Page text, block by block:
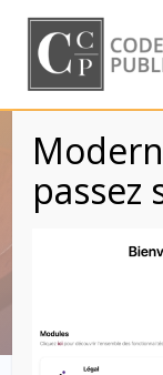
passez